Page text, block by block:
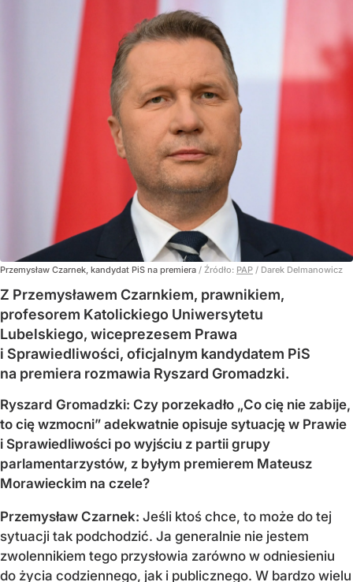
Przemysław Czarnek, kandydat PiS na premiera / Źródło: PAP / Darek Delmanowicz
Z Przemysławem Czarnkiem, prawnikiem,
profesorem Katolickiego Uniwersytetu
Lubelskiego, wiceprezesem Prawa
i Sprawiedliwości, oficjalnym kandydatem PiS
na premiera rozmawia Ryszard Gromadzki.
Ryszard Gromadzki: Czy porzekadło „Co cię nie zabije,
to cię wzmocni” adekwatnie opisuje sytuację w Prawie
i Sprawiedliwości po wyjściu z partii grupy
parlamentarzystów, z byłym premierem Mateusz
Morawieckim na czele?
Przemysław Czarnek: Jeśli ktoś chce, to może do tej
sytuacji tak podchodzić. Ja generalnie nie jestem
zwolennikiem tego przysłowia zarówno w odniesieniu
do życia codziennego, jak i publicznego. W bardzo wielu